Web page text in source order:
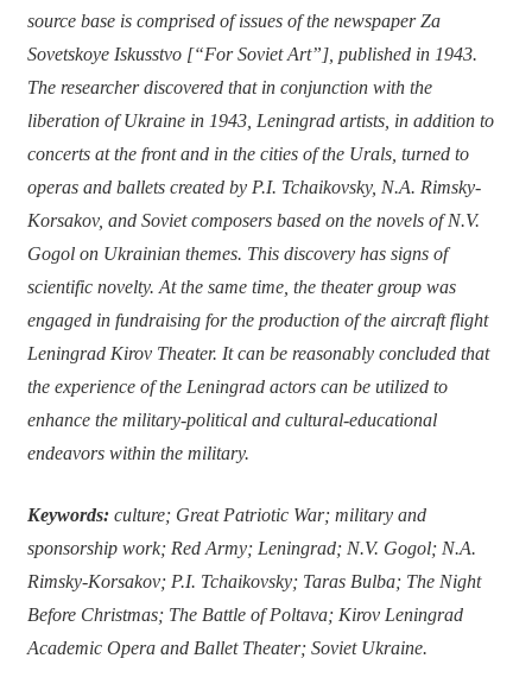
source base is comprised of issues of the newspaper Za
Sovetskoye Iskusstvo [“For Soviet Art”], published in 1943.
The researcher discovered that in conjunction with the
liberation of Ukraine in 1943, Leningrad artists, in addition to
concerts at the front and in the cities of the Urals, turned to
operas and ballets created by P.I. Tchaikovsky, N.A. Rimsky-
Korsakov, and Soviet composers based on the novels of N.V.
Gogol on Ukrainian themes. This discovery has signs of
scientific novelty. At the same time, the theater group was
engaged in fundraising for the production of the aircraft flight
Leningrad Kirov Theater. It can be reasonably concluded that
the experience of the Leningrad actors can be utilized to
enhance the military-political and cultural-educational
endeavors within the military.
Keywords:culture; Great Patriotic War; military and
sponsorship work; Red Army; Leningrad; N.V. Gogol; N.A.
Rimsky-Korsakov; P.I. Tchaikovsky; Taras Bulba; The Night
Before Christmas; The Battle of Poltava; Kirov Leningrad
Academic Opera and Ballet Theater; Soviet Ukraine.